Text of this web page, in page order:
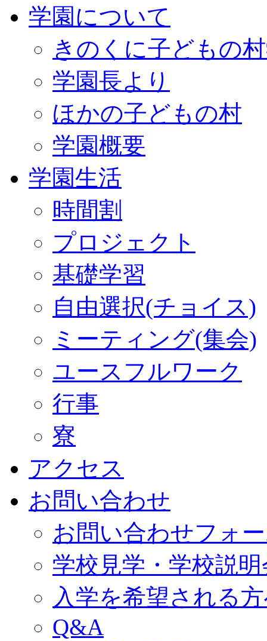
学園について
きのくに子どもの
学園長より
ほかの子どもの村
学園概要
学園生活
時間割
プロジェクト
基礎学習
自由選択(チョイス)
ミーティング(集会)
ユースフルワーク
行事
寮
アクセス
お問い合わせ
お問い合わせフォ
学校見学・学校説明
入学を希望される
Q&A